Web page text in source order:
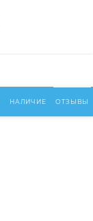
НАЛИЧИЕ ОТЗЫВЫ